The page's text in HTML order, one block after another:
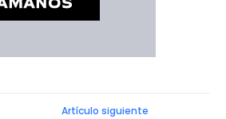
Artículo siguiente